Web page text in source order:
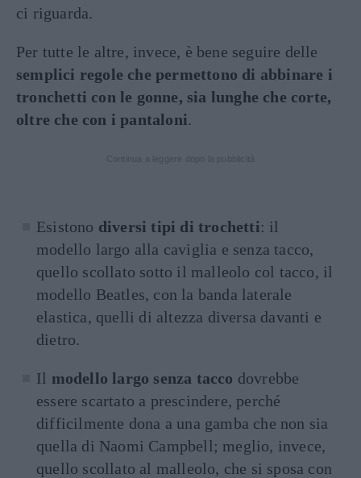
ci riguarda.
Per tutte le altre, invece, è bene seguire delle
semplici regole che permettono di abbinare i
tronchetti con le gonne, sia lunghe che corte,
oltre che con i pantaloni.
Esistono diversi tipi di trochetti: il
modello largo alla caviglia e senza tacco,
quello scollato sotto il malleolo col tacco, il
modello Beatles, con la banda laterale
elastica, quelli di altezza diversa davanti e
dietro.
Il modello largo senza tacco dovrebbe
essere scartato a prescindere, perché
difficilmente dona a una gamba che non sia
quella di Naomi Campbell; meglio, invece,
quello scollato al malleolo, che si sposa con